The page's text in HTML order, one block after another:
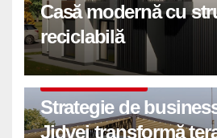
Casă modernă cu
reciclabilă
Strategie de
Jidvei transformă